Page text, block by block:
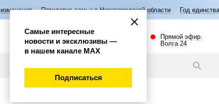
семьи в Нижегородской области Год единства народов России
Прямой эфир.
Волга 24
Самые интересные
новости и эксклюзивы —
в нашем канале МАХ
Подписаться